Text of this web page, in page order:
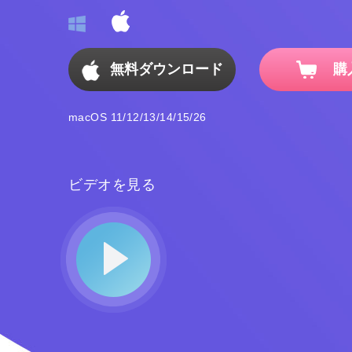
無料ダウンロード 購
macOS 11/12/13/14/15/26
ビデオを見る